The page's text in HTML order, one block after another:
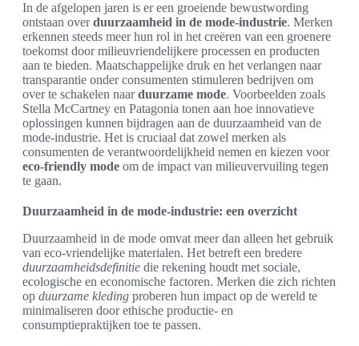
In de afgelopen jaren is er een groeiende bewustwording
ontstaan overduurzaamheid in de mode-industrie. Merken
erkennen steeds meer hun rol in het creëren van een groenere
toekomst door milieuvriendelijkere processen en producten
aan te bieden. Maatschappelijke druk en het verlangen naar
transparantie onder consumenten stimuleren bedrijven om
over te schakelen naarduurzame mode. Voorbeelden zoals
Stella McCartney en Patagonia tonen aan hoe innovatieve
oplossingen kunnen bijdragen aan de duurzaamheid van de
mode-industrie. Het is cruciaal dat zowel merken als
consumenten de verantwoordelijkheid nemen en kiezen voor
eco-friendly mode om de impact van milieuvervuiling tegen
te gaan.
Duurzaamheid in de mode-industrie: een overzicht
Duurzaamheid in de mode omvat meer dan alleen het gebruik
van eco-vriendelijke materialen. Het betreft een bredere
duurzaamheidsdefinitie die rekening houdt met sociale,
ecologische en economische factoren. Merken die zich richten
op duurzame kleding proberen hun impact op de wereld te
minimaliseren door ethische productie- en
consumptiepraktijken toe te passen.